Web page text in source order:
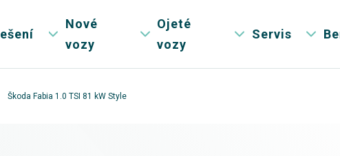
Nové
vozy
Ojeté
vozy
Servis
Škoda Fabia 1.0 TSI 81 kW Style